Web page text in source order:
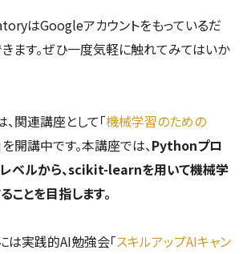
はGoogleアカウントをもっているだ
ます。ぜひ一度気軽に触れてみてはいか
関連講座として「機械学習のための
を開講中です。本講座では、Pythonプロ
ベルから、scikit-learnを用いて機械学
とを目指します。
は実践的AI勉強会「スキルアップAIキャン